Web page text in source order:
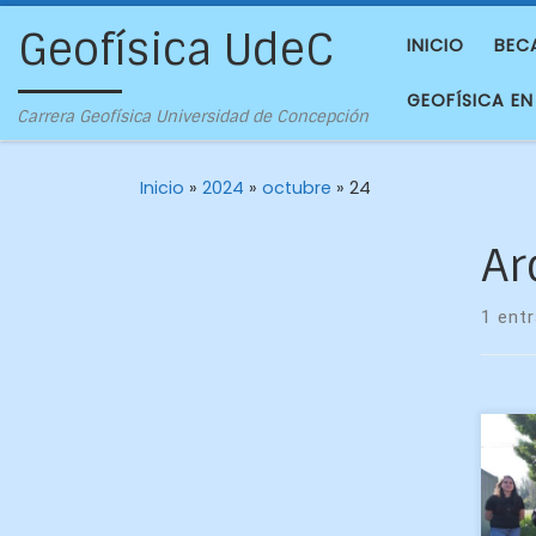
Geofísica UdeC
Carrera Geofísica Universidad de Concepción
INICIO
GEOFÍSICA
Inicio » 2024 » octubre » 24
1